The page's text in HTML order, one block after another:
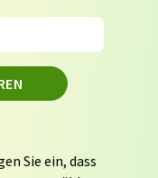
Sie ein, dass